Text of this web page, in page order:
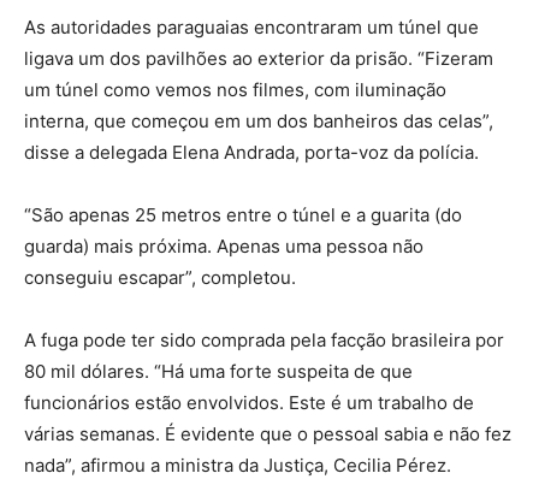
As autoridades paraguaias encontraram um túnel que
ligava um dos pavilhões ao exterior da prisão. “Fizeram
um túnel como vemos nos filmes, com iluminação
interna, que começou em um dos banheiros das celas”,
disse a delegada Elena Andrada, porta-voz da polícia.
“São apenas 25 metros entre o túnel e a guarita (do
guarda) mais próxima. Apenas uma pessoa não
conseguiu escapar”, completou.
A fuga pode ter sido comprada pela facção brasileira por
80 mil dólares. “Há uma forte suspeita de que
funcionários estão envolvidos. Este é um trabalho de
várias semanas. É evidente que o pessoal sabia e não fez
nada”, afirmou a ministra da Justiça, Cecilia Pérez.